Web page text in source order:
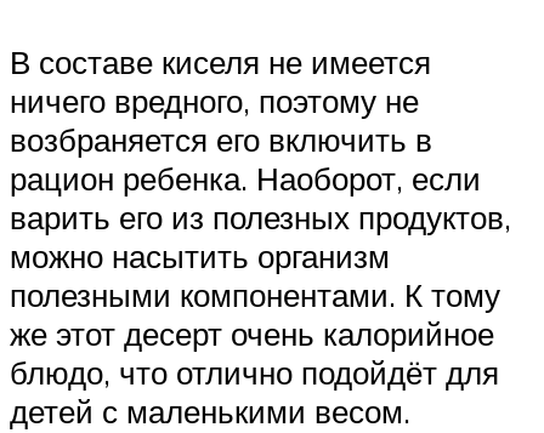
В составе киселя не имеется
ничего вредного, поэтому не
возбраняется его включить в
рацион ребенка. Наоборот, если
варить его из полезных продуктов,
можно насытить организм
полезными компонентами. К тому
же этот десерт очень калорийное
блюдо, что отлично подойдёт для
детей с маленькими весом.